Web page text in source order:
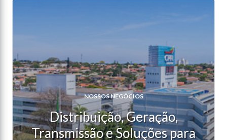
NOSSOS NEGÓCIOS
Distribuição, Geração,
Transmissão e Soluções para